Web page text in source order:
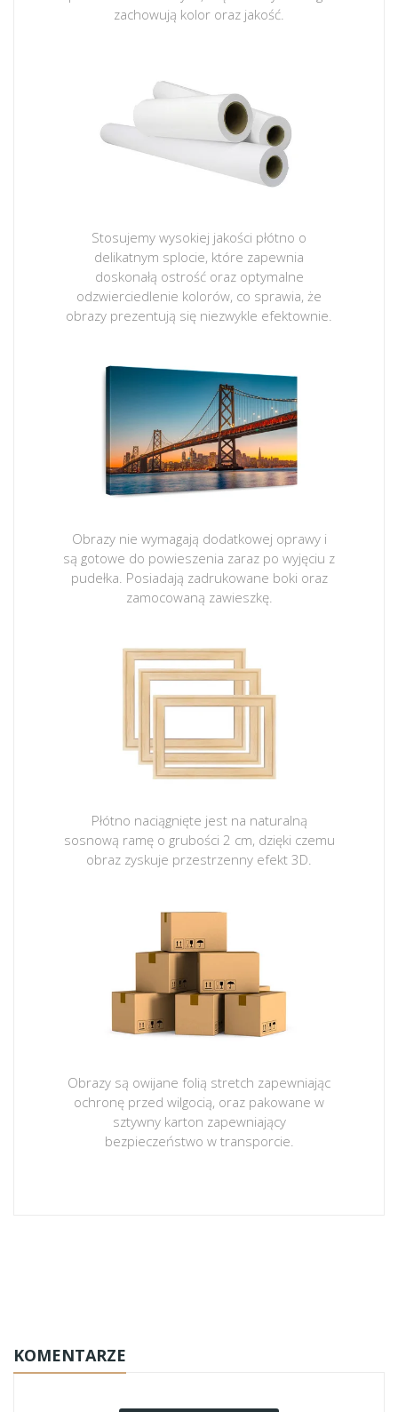
zachowują kolor oraz jakość.
Stosujemy wysokiej jakości płótno o
delikatnym splocie, które zapewnia
doskonałą ostrość oraz optymalne
odzwierciedlenie kolorów, co sprawia, że
obrazy prezentują się niezwykle efektownie.
Obrazy nie wymagają dodatkowej oprawy i
są gotowe do powieszenia zaraz po wyjęciu z
pudełka. Posiadają zadrukowane boki oraz
zamocowaną zawieszkę.
Płótno naciągnięte jest na naturalną
sosnową ramę o grubości 2 cm, dzięki czemu
obraz zyskuje przestrzenny efekt 3D.
Obrazy są owijane folią stretch zapewniając
ochronę przed wilgocią, oraz pakowane w
sztywny karton zapewniający
bezpieczeństwo w transporcie.
KOMENTARZE